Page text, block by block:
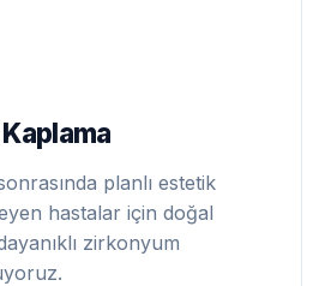
planlı estetik
hastalar için doğal
zirkonyum